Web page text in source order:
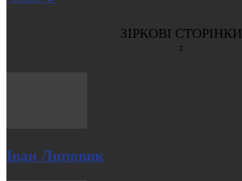
ЗІРКОВІ СТОРІНКИ
Іван Липовик